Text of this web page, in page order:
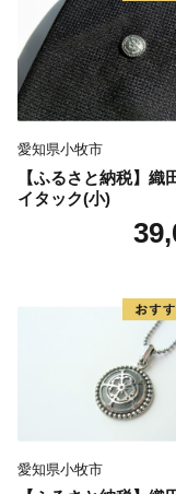
愛知県小牧市
【ふるさと納税】織
イタック(小)
愛知県小牧市